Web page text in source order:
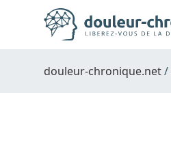
douleur-chronique.net